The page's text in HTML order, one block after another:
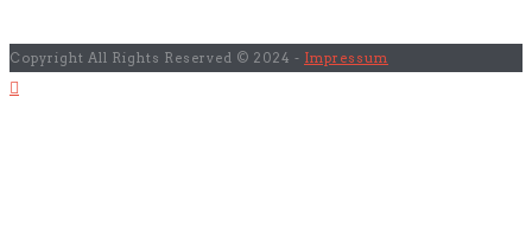
Copyright All Rights Reserved © 2024 - Impressum